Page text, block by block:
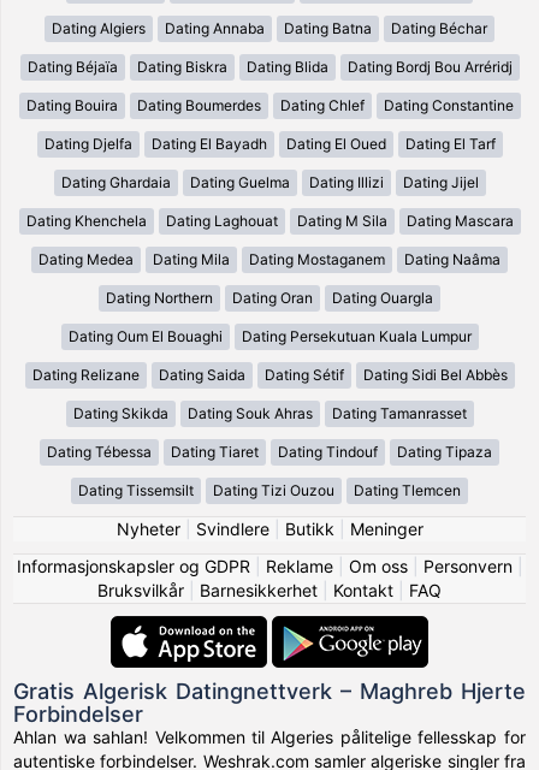
Dating Algiers Dating Annaba Dating Batna Dating Béchar
Dating Béjaïa Dating Biskra Dating Blida Dating Bordj Bou Arréridj
Dating Bouira Dating Boumerdes Dating Chlef Dating Constantine
Dating Djelfa Dating El Bayadh Dating El Oued Dating El Tarf
Dating Ghardaia Dating Guelma Dating Illizi Dating Jijel
Dating Khenchela Dating Laghouat Dating M Sila Dating Mascara
Dating Medea Dating Mila Dating Mostaganem Dating Naâma
Dating Northern Dating Oran Dating Ouargla
Dating Oum El Bouaghi Dating Persekutuan Kuala Lumpur
Dating Relizane Dating Saida Dating Sétif Dating Sidi Bel Abbès
Dating Skikda Dating Souk Ahras Dating Tamanrasset
Dating Tébessa Dating Tiaret Dating Tindouf Dating Tipaza
Dating Tissemsilt Dating Tizi Ouzou Dating Tlemcen
Nyheter| Svindlere| Butikk
Meninger
Informasjonskapsler og GDPR
Reklame| Om oss| Personvern|
Bruksvilkår
Barnesikkerhet Kontakt FAQ
Gratis Algerisk Datingnettverk – Maghreb Hjerte
Forbindelser
Ahlan wa sahlan! Velkommen til Algeries pålitelige fellesskap for
autentiske forbindelser. Weshrak.com samler algeriske singler fra